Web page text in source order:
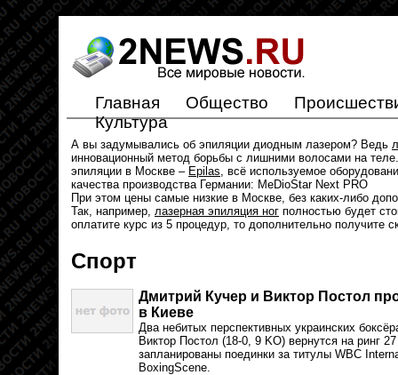
Главная Общество
Культура
А вы задумывались об эпиляции диодным лазером? Ведь
инновационный метод борьбы с лишними волосами на
эпиляции в Москве – Epilas, всё используемое
качества производства Германии: MeDioStar Next PRO
При этом цены самые низкие в Москве, без каких-либо
Так, например, лазерная эпиляция ног полностью будет
оплатите курс из 5 процедур, то дополнительно получите
Спорт
Дмитрий Кучер и Виктор Постол
в Киеве
Два небитых перспективных украинских
Виктор Постол (18-0, 9 KO) вернутся на ринг
запланированы поединки за титулы WBC
BoxingScene.